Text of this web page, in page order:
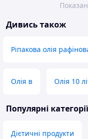
Дивись також
Ріпакова олія
Олія в Олія 10
Популярні категорії
Дієтичні продукти